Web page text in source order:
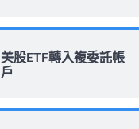
美股ETF轉入複委託帳
戶